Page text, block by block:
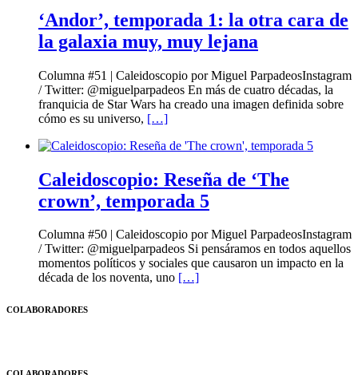
‘Andor’, temporada 1: la otra cara de
la galaxia muy, muy lejana
Columna #51 | Caleidoscopio por Miguel ParpadeosInstagram
/ Twitter: @miguelparpadeos En más de cuatro décadas, la
franquicia de Star Wars ha creado una imagen definida sobre
cómo es su universo, […]
Caleidoscopio: Reseña de ‘The
crown’, temporada 5
Columna #50 | Caleidoscopio por Miguel ParpadeosInstagram
/ Twitter: @miguelparpadeos Si pensáramos en todos aquellos
momentos políticos y sociales que causaron un impacto en la
década de los noventa, uno […]
COLABORADORES